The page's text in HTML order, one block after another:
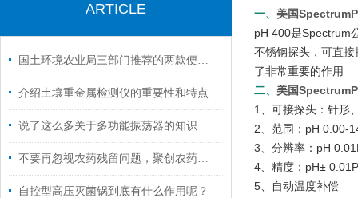
ARTICLE
国土环境农业局三部门推荐的两款便携土壤重金属检测仪的检测方法和使用技巧
介绍土壤重金属检测仪的重要性和特点
说了这么多关于多功能振荡器的知识，你都清楚了吗？
不要再忽视农药残留问题，聚创农药残留检测仪来帮您！
自控型高压灭菌锅到底有什么作用呢？
一、 美国
pH 400是Spectrum
不锈钢探头，可直
了非常重要的作用
二、 美国
1、可接探头：针形
2、范围：pH 0.00-
3、分辨率：pH
4、精度：pH±
5、自动温度补偿